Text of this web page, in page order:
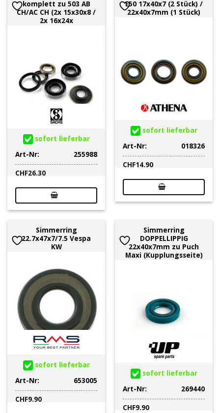
komplett zu 503 AB
CH/AC CH (2x 15x30x8 /
2x 16x24x
sofort lieferbar
Art-Nr:
255988
CHF26.30
E50 17x40x7 (2 Stück) /
22x40x7mm (1 Stück)
sofort lieferbar
Art-Nr:
018326
CHF14.90
Simmerring
22.7x47x7/7.5 Vespa
KW
sofort lieferbar
Art-Nr:
653005
CHF9.90
Simmerring
DOPPELLIPPIG
22x40x7mm zu Puch
Maxi (Kupplungsseite)
sofort lieferbar
Art-Nr:
269440
CHF9.90